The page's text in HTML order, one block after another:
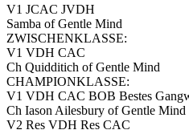
V1 JCAC JVDH
Samba of Gentle Mind
ZWISCHENKLASSE:
V1 VDH CAC
Ch Quidditich of Gentle Mind
CHAMPIONKLASSE:
V1 VDH CAC BOB Bestes
Ch Iason Ailesbury of Gentle Mind
V2 Res VDH Res CAC